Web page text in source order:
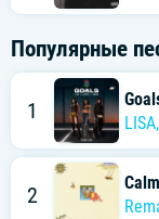
Популярные
1
LISA,
2